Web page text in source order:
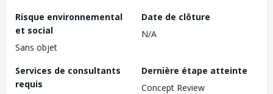
Risque environnemental
et social
Sans objet
Date de clôture
N/A
Services de consultants
requis
Dernière étape atteinte
Concept Review